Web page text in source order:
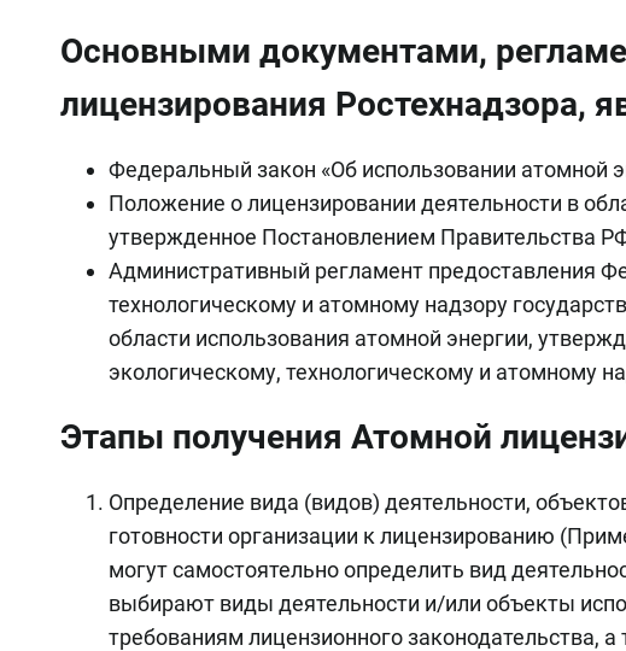
Основными документами,
лицензирования Ростехнадзора,
Федеральный закон «Об использовании атомной
Положение о лицензировании деятельности в
утвержденное Постановлением Правительства
Административный регламент предоставления
технологическому и атомному надзору
области использования атомной энергии,
экологическому, технологическому и атомному
Этапы получения Атомной
Определение вида (видов) деятельности,
готовности организации к лицензированию
могут самостоятельно определить вид
выбирают виды деятельности и/или объекты
требованиям лицензионного